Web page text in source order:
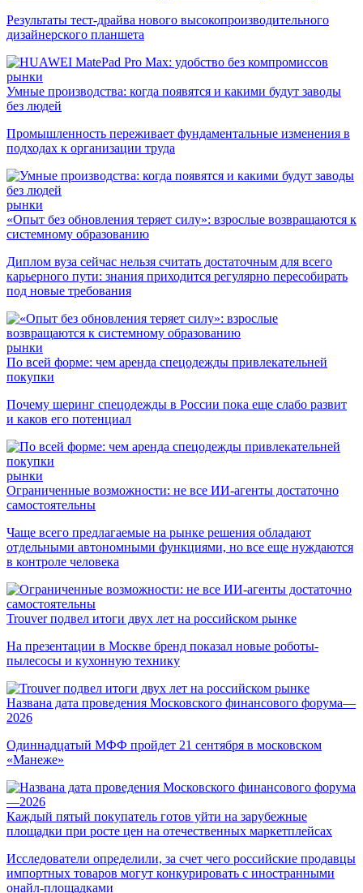
Результаты тест-драйва нового высокопроизводительного
дизайнерского планшета
рынки
Умные производства: когда появятся и какими будут заводы
без людей
Промышленность переживает фундаментальные изменения в
подходах к организации труда
рынки
«Опыт без обновления теряет силу»: взрослые возвращаются к
системному образованию
Диплом вуза сейчас нельзя считать достаточным для всего
карьерного пути: знания приходится регулярно пересобирать
под новые требования
рынки
По всей форме: чем аренда спецодежды привлекательней
покупки
Почему шеринг спецодежды в России пока еще слабо развит
и каков его потенциал
рынки
Ограниченные возможности: не все ИИ-агенты достаточно
самостоятельны
Чаще всего предлагаемые на рынке решения обладают
отдельными автономными функциями, но все еще нуждаются
в контроле человека
Trouver подвел итоги двух лет на российском рынке
На презентации в Москве бренд показал новые роботы-
пылесосы и кухонную технику
Названа дата проведения Московского финансового форума—
2026
Одиннадцатый МФФ пройдет 21 сентября в московском
«Манеже»
Каждый пятый покупатель готов уйти на зарубежные
площадки при росте цен на отечественных маркетплейсах
Исследователи определили, за счет чего российские продавцы
импортных товаров могут конкурировать с иностранными
онайл-площадками